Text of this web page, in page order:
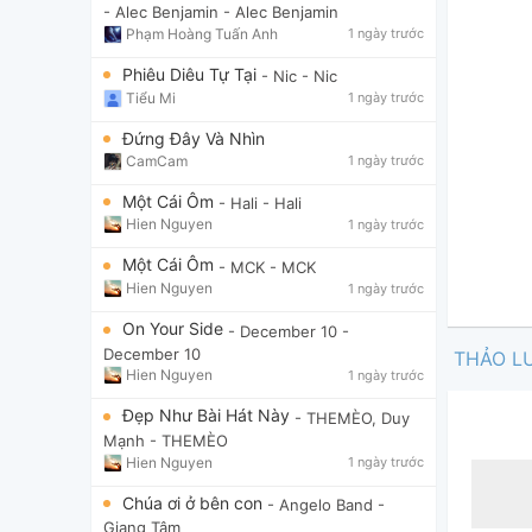
- Alec Benjamin - Alec Benjamin
Phạm Hoàng Tuấn Anh 1 ngày trước
Phiêu Diêu Tự Tại - Nic - Nic
Tiểu Mi 1 ngày trước
Đứng Đây Và Nhìn
CamCam 1 ngày trước
Một Cái Ôm - Hali - Hali
Hien Nguyen 1 ngày trước
Một Cái Ôm - MCK - MCK
Hien Nguyen 1 ngày trước
On Your Side - December 10 -
December 10
Hien Nguyen 1 ngày trước
Đẹp Như Bài Hát Này - THEMÈO, Duy
Mạnh - THEMÈO
Hien Nguyen 1 ngày trước
Chúa ơi ở bên con - Angelo Band -
Giang Tâm
THẢO